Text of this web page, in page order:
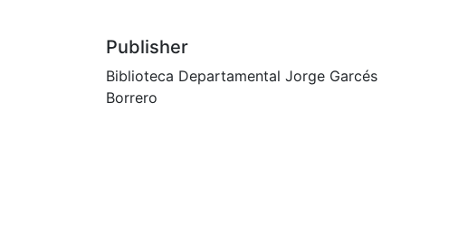
Publisher
Biblioteca Departamental Jorge Garcés
Borrero